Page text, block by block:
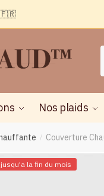
🇫🇷
Nos plaids
/ Couverture
la fin du mois